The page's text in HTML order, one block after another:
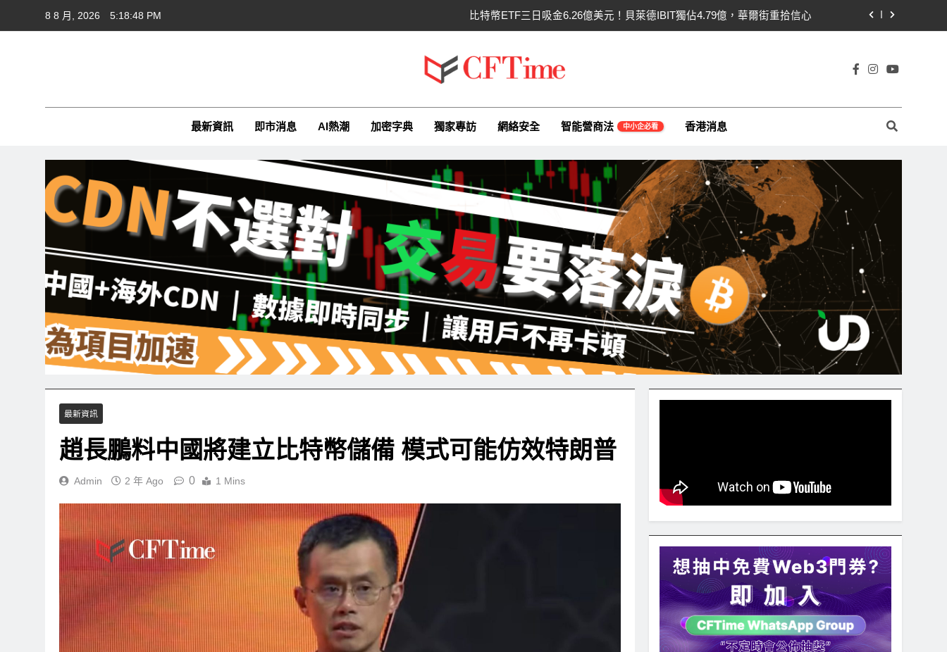
8 8 月, 2026 5:18:49 PM CLARITY法案最後闖關！開發者免責與總統道德條款成兩大障礙
比特幣收復64000美元！拋售三日即反轉！短期持有者從恐慌賣出轉為淨買入
Cftime.io
CFTime與你一同探索有關AI（ChatGPT）、區塊鏈、NFT、加密貨幣、元宇宙及金融科技FinTech等資訊。
最新資訊
即市消息 AI熱潮 加密字典 獨家專訪 網絡安全 智能營商法 中小企必看 香港消息
最新資訊
趙長鵬料中國將建立比特幣儲備 模式可能仿效特朗普
Admin 2 年 Ago 0 1 Mins